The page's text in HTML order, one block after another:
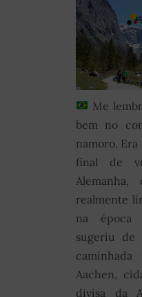
Me
bem no
namoro. Era
final de
realmente
na época
sugeriu de
Aachen,
divisa da